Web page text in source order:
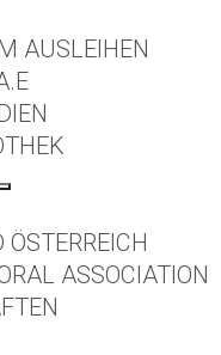
AUSLEIHEN
ÖSTERREICH
ASSOCIATION